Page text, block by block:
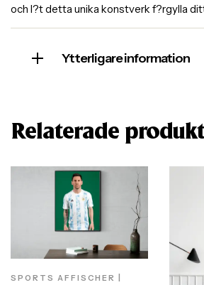
och l?t detta unika konstverk f?rgylla
Ytterligare information
Relaterade
SPORTS AFFISCHER |